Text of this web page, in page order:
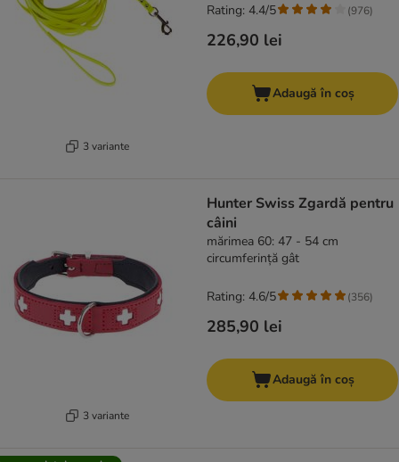
3 variante
226,90 lei
Rating: 4.4/5 (976)
Adaugă în coș
3 variante
Hunter Swiss Zgardă pentru
câini
mărimea 60: 47 - 54 cm
circumferință gât
285,90 lei
Rating: 4.6/5 (356)
Adaugă în coș